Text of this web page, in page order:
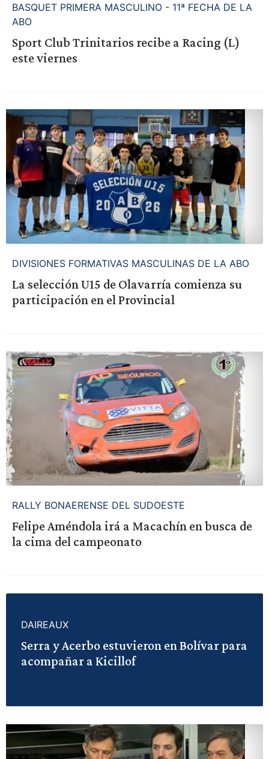
BASQUET PRIMERA MASCULINO - 11ª FECHA DE LA
ABO
Sport Club Trinitarios recibe a Racing (L)
este viernes
DIVISIONES FORMATIVAS MASCULINAS DE LA ABO
La selección U15 de Olavarría comienza su
participación en el Provincial
RALLY BONAERENSE DEL SUDOESTE
Felipe Améndola irá a Macachín en busca de
la cima del campeonato
DAIREAUX
Serra y Acerbo estuvieron en Bolívar para
acompañar a Kicillof